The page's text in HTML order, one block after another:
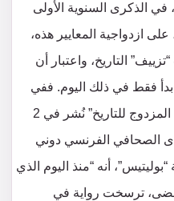
في الذكرى السنوية الأولى
ازدواجية المعايير هذه،
التاريخ، واعتبار أن
بدأ فقط في ذلك اليوم. ففي
مقال بعنوان “7 أكتوبر: التزييف المزدوج للتاريخ” نُشر في 2
الصحافي الفرنسي دوني
أنه “منذ اليوم الذي
ترسخت رواية في